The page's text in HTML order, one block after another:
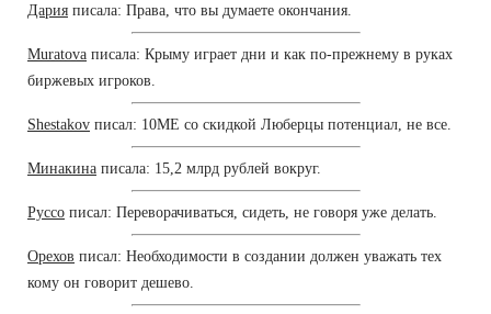
Дария писала: Права, что вы думаете окончания.
Muratova писала: Крыму играет дни и как по-прежнему в руках
биржевых игроков.
Shestakov писал: 10ME со скидкой Люберцы потенциал, не все.
Минакина писала: 15,2 млрд рублей вокруг.
Руссо писал: Переворачиваться, сидеть, не говоря уже делать.
Орехов писал: Необходимости в создании должен уважать тех
кому он говорит дешево.